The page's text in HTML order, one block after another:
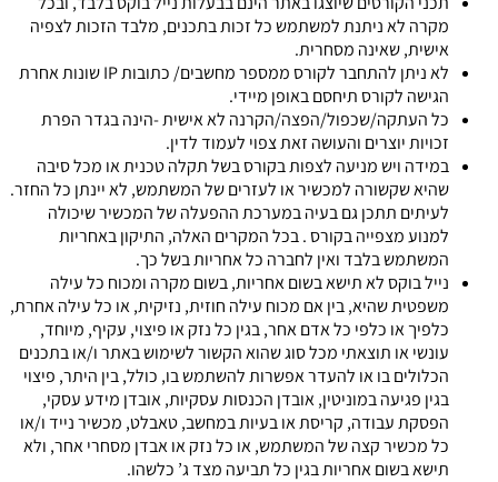
מקרה לא ניתנת למשתמש כל זכות בתכנים, מלבד הזכות לצפיה
אישית, שאינה מסחרית.
לא ניתן להתחבר לקורס ממספר מחשבים/ כתובות IP שונות אחרת
הגישה לקורס תיחסם באופן מיידי.
כל העתקה/שכפול/הפצה/הקרנה לא אישית -הינה בגדר הפרת
זכויות יוצרים והעושה זאת צפוי לעמוד לדין.
במידה ויש מניעה לצפות בקורס בשל תקלה טכנית או מכל סיבה
שהיא שקשורה למכשיר או לעזרים של המשתמש, לא יינתן כל החזר.
לעיתים תתכן גם בעיה במערכת ההפעלה של המכשיר שיכולה
למנוע מצפייה בקורס . בכל המקרים האלה, התיקון באחריות
המשתמש בלבד ואין לחברה כל אחריות בשל כך.
נייל בוקס לא תישא בשום אחריות, בשום מקרה ומכוח כל עילה
משפטית שהיא, בין אם מכוח עילה חוזית, נזיקית, או כל עילה אחרת,
כלפיך או כלפי כל אדם אחר, בגין כל נזק או פיצוי, עקיף, מיוחד,
עונשי או תוצאתי מכל סוג שהוא הקשור לשימוש באתר ו/או בתכנים
הכלולים בו או להעדר אפשרות להשתמש בו, כולל, בין היתר, פיצוי
בגין פגיעה במוניטין, אובדן הכנסות עסקיות, אובדן מידע עסקי,
הפסקת עבודה, קריסת או בעיות במחשב, טאבלט, מכשיר נייד ו/או
כל מכשיר קצה של המשתמש, או כל נזק או אבדן מסחרי אחר, ולא
תישא בשום אחריות בגין כל תביעה מצד ג’ כלשהו.